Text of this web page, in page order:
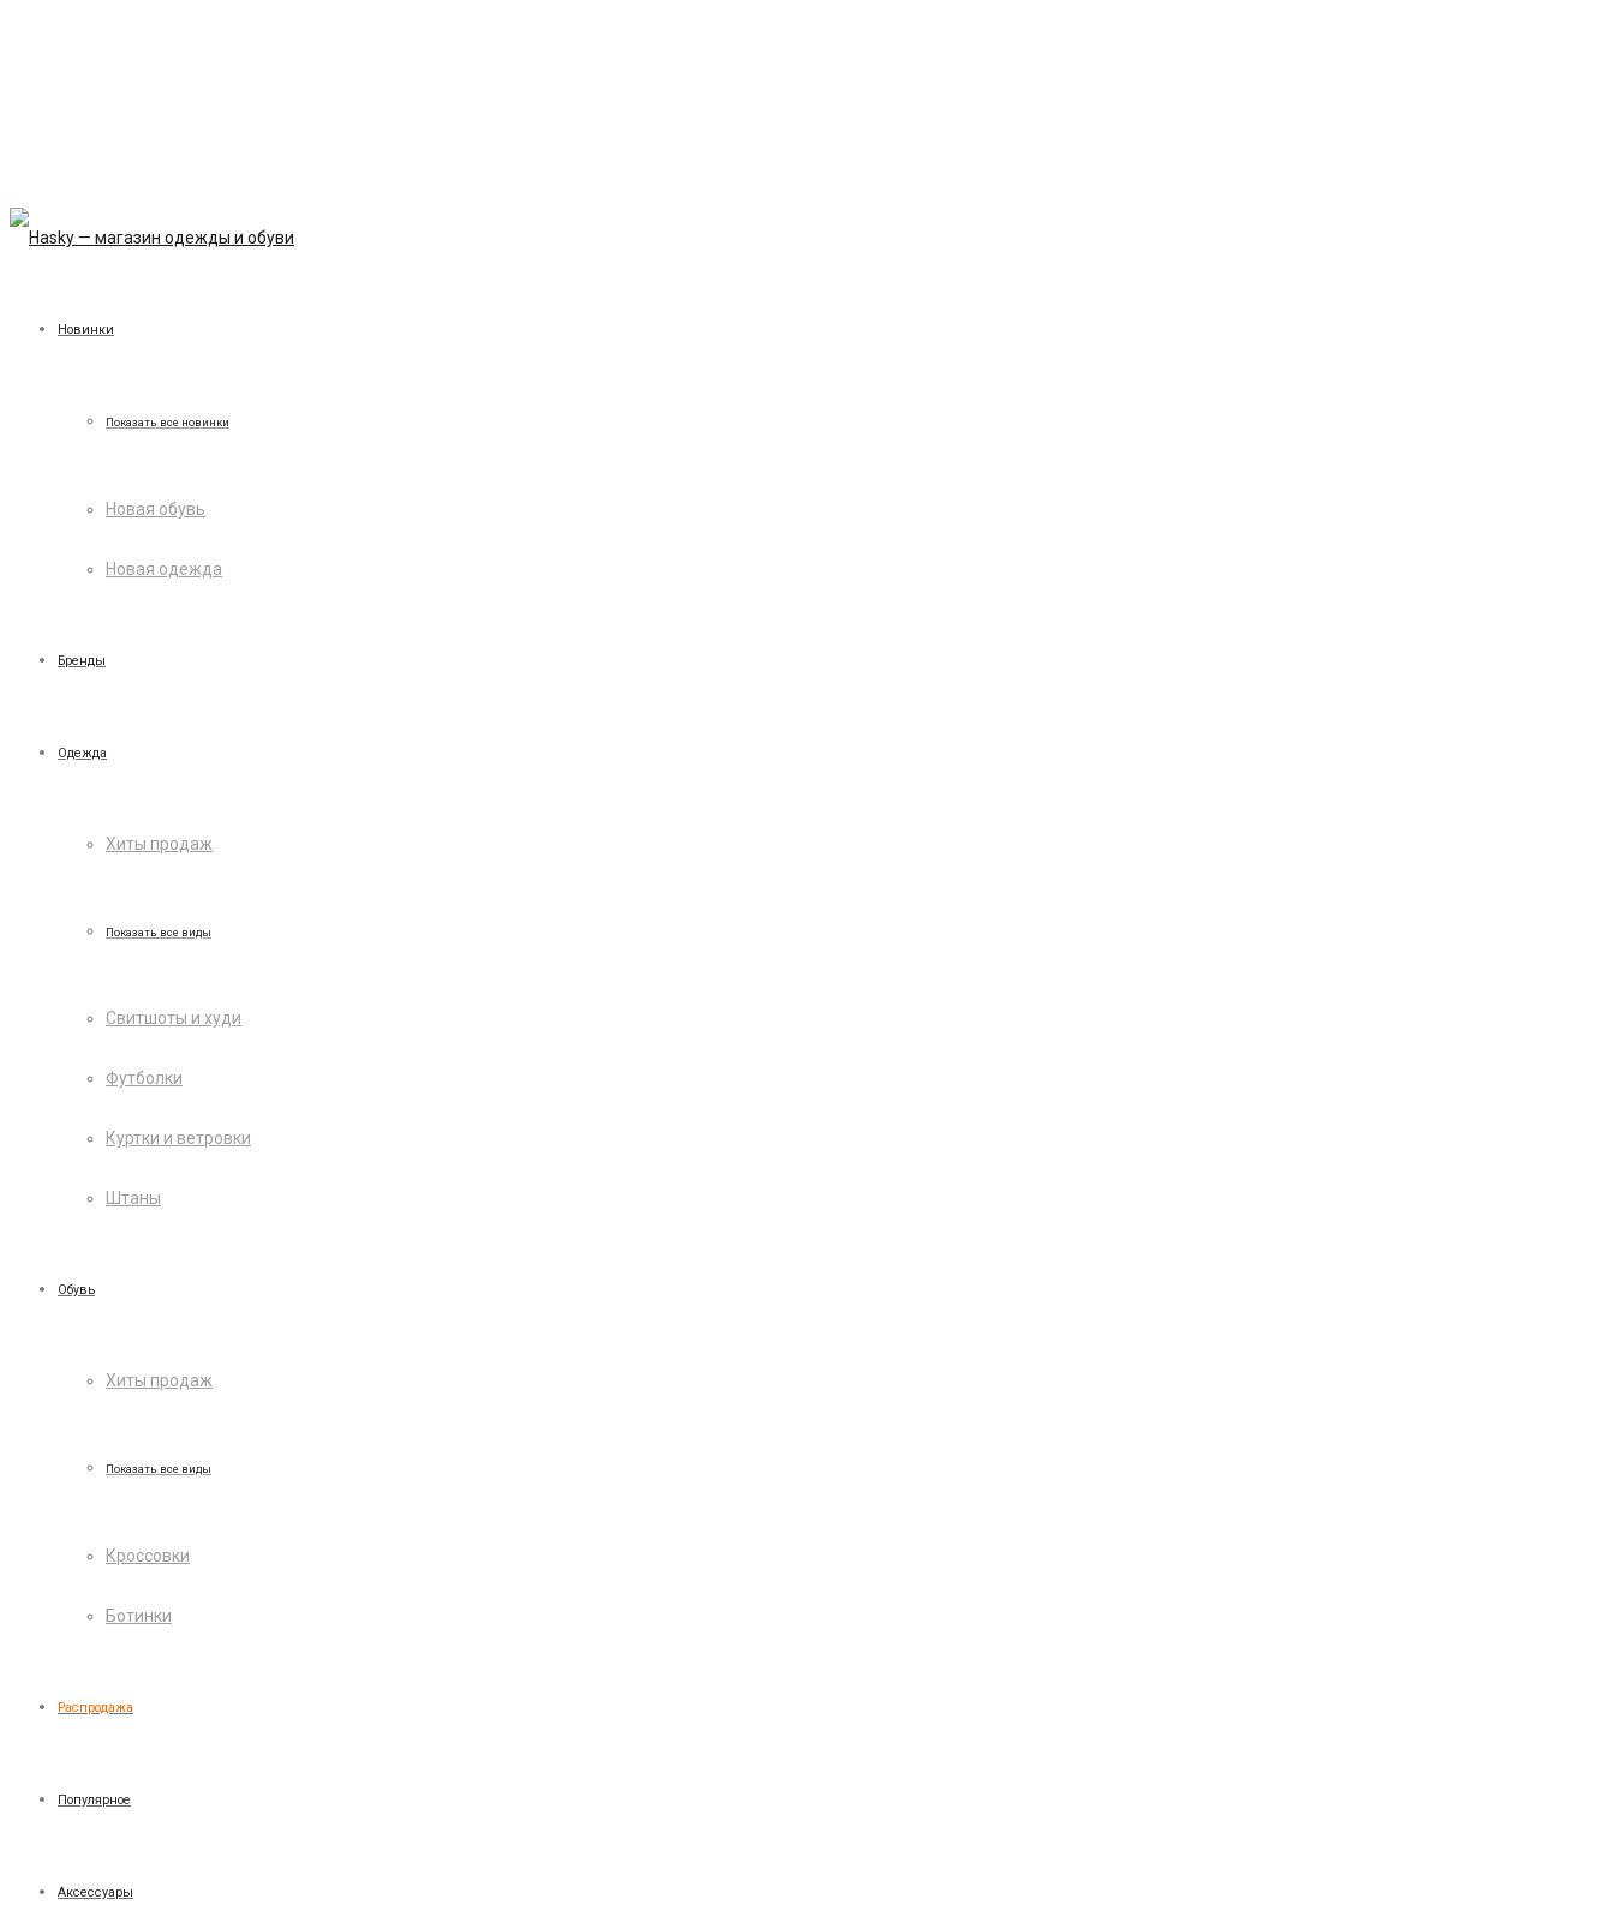
Новинки
Показать все новинки
Новая обувь
Новая одежда
Бренды
Одежда
Хиты продаж
Показать все виды
Свитшоты и худи
Футболки
Куртки и ветровки
Штаны
Обувь
Хиты продаж
Показать все виды
Кроссовки
Ботинки
Распродажа
Популярное
Аксессуары